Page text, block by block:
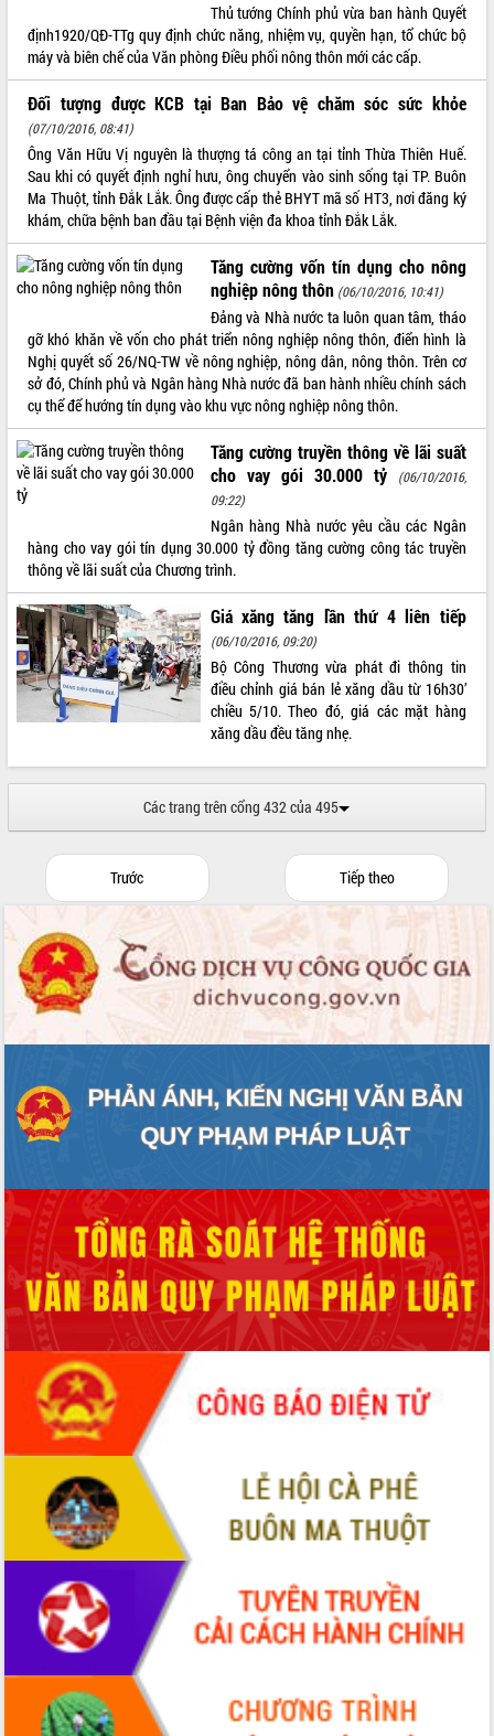
LIÊN KẾT WEB
THỐNG KÊ TRUY CẬP
Hôm nay: 31686
Tất cả: 66007828
Thủ tướng Chính phủ vừa ban hành Quyết
định1920/QĐ-TTg quy định chức năng, nhiệm vụ, quyền hạn, tổ chức bộ
máy và biên chế của Văn phòng Điều phối nông thôn mới các cấp.
Đối tượng được KCB tại Ban Bảo vệ chăm sóc sức khỏe
(07/10/2016, 08:41)
Ông Văn Hữu Vị nguyên là thượng tá công an tại tỉnh Thừa Thiên Huế.
Sau khi có quyết định nghỉ hưu, ông chuyển vào sinh sống tại TP. Buôn
Ma Thuột, tỉnh Đắk Lắk. Ông được cấp thẻ BHYT mã số HT3, nơi đăng ký
khám, chữa bệnh ban đầu tại Bệnh viện đa khoa tỉnh Đắk Lắk.
Tăng cường vốn tín dụng cho nông
nghiệp nông thôn (06/10/2016, 10:41)
Đảng và Nhà nước ta luôn quan tâm, tháo
gỡ khó khăn về vốn cho phát triển nông nghiệp nông thôn, điển hình là
Nghị quyết số 26/NQ-TW về nông nghiệp, nông dân, nông thôn. Trên cơ
sở đó, Chính phủ và Ngân hàng Nhà nước đã ban hành nhiều chính sách
cụ thể để hướng tín dụng vào khu vực nông nghiệp nông thôn.
Tăng cường truyền thông về lãi suất
cho vay gói 30.000 tỷ
(06/10/2016,
09:22)
Ngân hàng Nhà nước yêu cầu các Ngân
hàng cho vay gói tín dụng 30.000 tỷ đồng tăng cường công tác truyền
thông về lãi suất của Chương trình.
Giá xăng tăng lần thứ 4 liên tiếp
(06/10/2016, 09:20)
Bộ Công Thương vừa phát đi thông tin
điều chỉnh giá bán lẻ xăng dầu từ 16h30’
chiều 5/10. Theo đó, giá các mặt hàng
xăng dầu đều tăng nhẹ.
Các trang trên cổng 432 của 495
Trước Tiếp theo